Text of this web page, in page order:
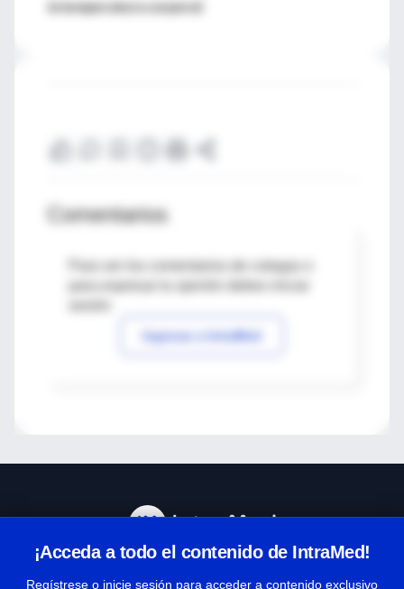
la temperatura corporal.
Comentarios
Para ver los comentarios de colegas o
Ingresar a IntraMed
¡Acceda a todo el contenido de IntraMed!
Regístrese o inicie sesión para acceder a contenido exclusivo